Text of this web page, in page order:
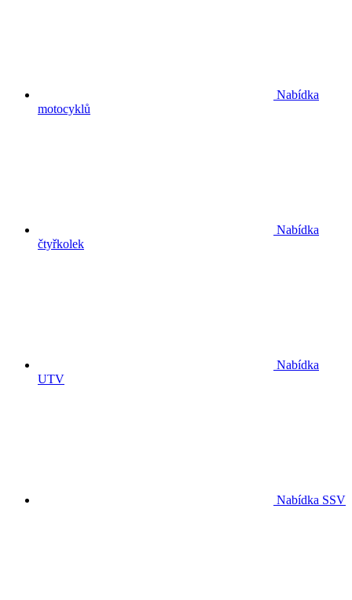
Nabídka
motocyklů
Nabídka
čtyřkolek
Nabídka
UTV
Nabídka SSV